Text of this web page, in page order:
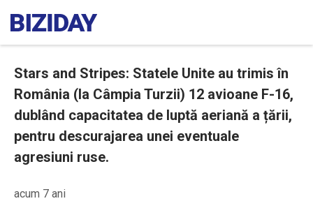
Stars and Stripes: Statele Unite au trimis în
România (la Câmpia Turzii) 12 avioane F-16,
dublând capacitatea de luptă aeriană a țării,
pentru descurajarea unei eventuale
agresiuni ruse.
acum 7 ani